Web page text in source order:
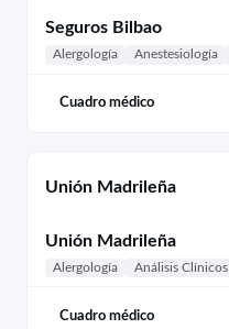
Seguros Bilbao
Alergología Anestesiología
Cuadro médico
Unión Madrileña
Unión Madrileña
Alergología Análisis Clínicos
Cuadro médico